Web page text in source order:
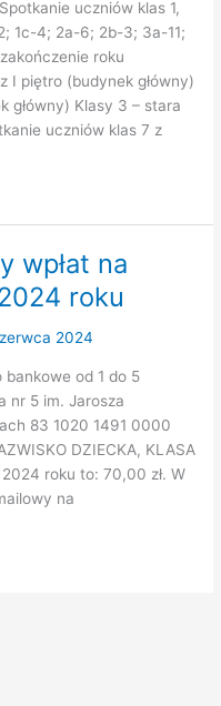
uczniów klas 1,
1c-4; 2a-6; 2b-3; 3a-11;
roku
I piętro (budynek główny)
główny) Klasy 3 – stara
uczniów klas 7 z
wpłat na
roku
2024
bankowe od 1 do 5
nr 5 im. Jarosza
83 1020 1491 0000
DZIECKA, KLASA
roku to: 70,00 zł. W
na